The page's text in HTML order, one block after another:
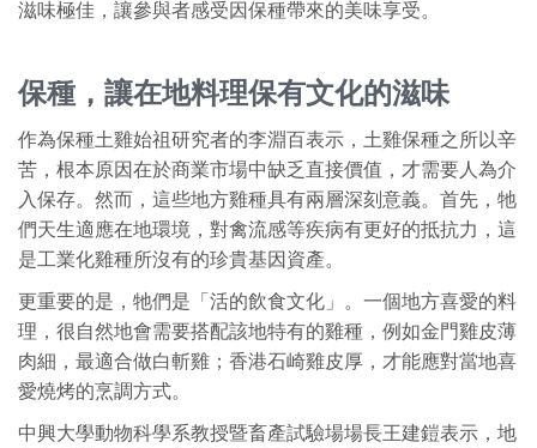
滋味極佳，讓參與者感受因保種帶來的美味享受。
保種，讓在地料理保有文化的滋味
作為保種土雞始祖研究者的李淵百表示，土雞保種之所以辛
苦，根本原因在於商業市場中缺乏直接價值，才需要人為介
入保存。然而，這些地方雞種具有兩層深刻意義。首先，牠
們天生適應在地環境，對禽流感等疾病有更好的抵抗力，這
是工業化雞種所沒有的珍貴基因資產。
更重要的是，牠們是「活的飲食文化」。一個地方喜愛的料
理，很自然地會需要搭配該地特有的雞種，例如金門雞皮薄
肉細，最適合做白斬雞；香港石崎雞皮厚，才能應對當地喜
愛燒烤的烹調方式。
中興大學動物科學系教授暨畜產試驗場場長王建鎧表示，地